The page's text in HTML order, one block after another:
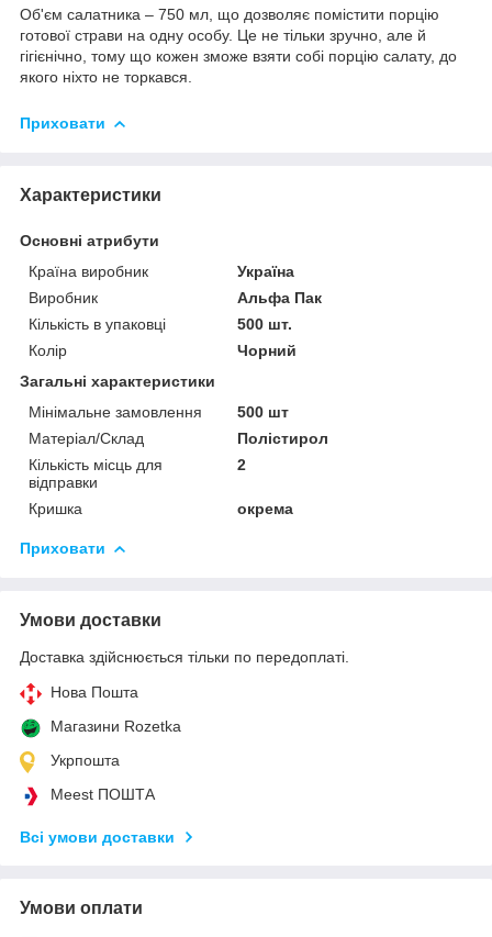
Об'єм салатника – 750 мл, що дозволяє помістити порцію
готової страви на одну особу. Це не тільки зручно, але й
гігієнічно, тому що кожен зможе взяти собі порцію салату, до
якого ніхто не торкався.
Приховати
Характеристики
Основні атрибути
Країна виробник
Україна
Виробник
Альфа Пак
Кількість в упаковці
500 шт.
Колір
Чорний
Загальні характеристики
Мінімальне замовлення
500 шт
Матеріал/Склад
Полістирол
Кількість місць для
відправки
2
Кришка окрема
Приховати
Умови доставки
Доставка здійснюється тільки по передоплаті.
Нова Пошта
Магазини Rozetka
Укрпошта
Meest ПОШТА
Всі умови доставки
Умови оплати